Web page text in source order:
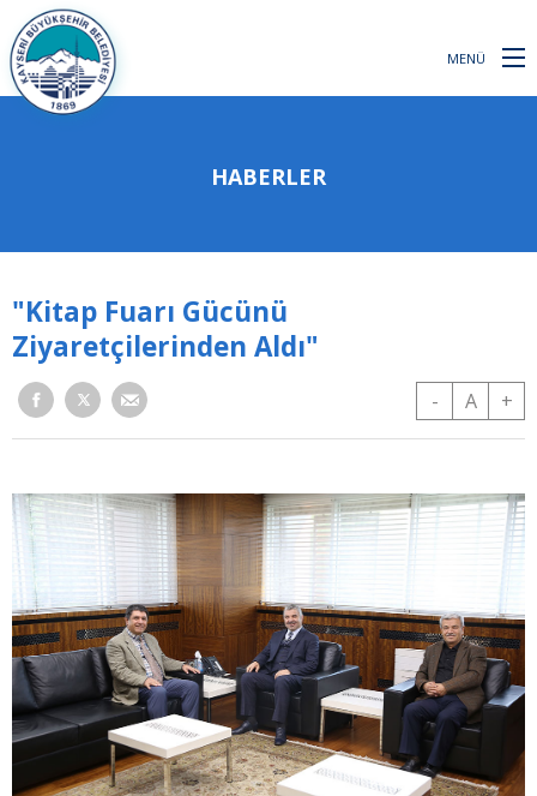
MENÜ
HABERLER
"Kitap Fuarı Gücünü
Ziyaretçilerinden Aldı"
- A +